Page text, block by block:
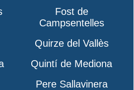
Fost de
Campsentelles
Quirze del Vallès
Quintí de Mediona
Pere Sallavinera